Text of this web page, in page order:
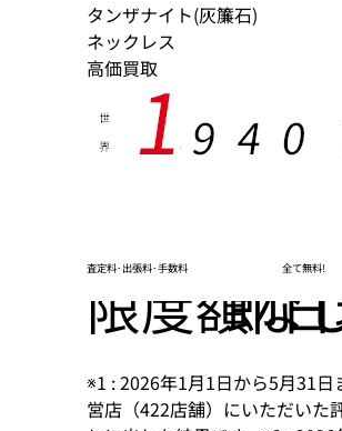
タンザナイト(灰簾石)
ネックレス
高価買取
世
界 1, 9 4 0
査定料･出張料･手数料 全て無料!
限度額な
即
※1 : 2026年1月1日から5月31日
営店（422店舗）にいただいた